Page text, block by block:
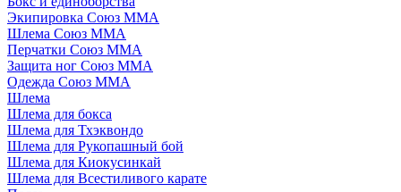
Экипировка Союз ММА
Шлема Союз ММА
Перчатки Союз ММА
Защита ног Союз ММА
Одежда Союз ММА
Шлема
Шлема для бокса
Шлема для Тхэквондо
Шлема для Рукопашный бой
Шлема для Киокусинкай
Шлема для Всестиливого карате